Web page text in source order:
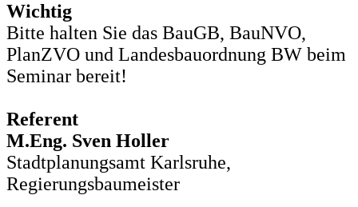
Wichtig
Bitte halten Sie das BauGB, BauNVO,
PlanZVO und Landesbauordnung BW beim
Seminar bereit!
Referent
M.Eng. Sven Holler
Stadtplanungsamt Karlsruhe,
Regierungsbaumeister